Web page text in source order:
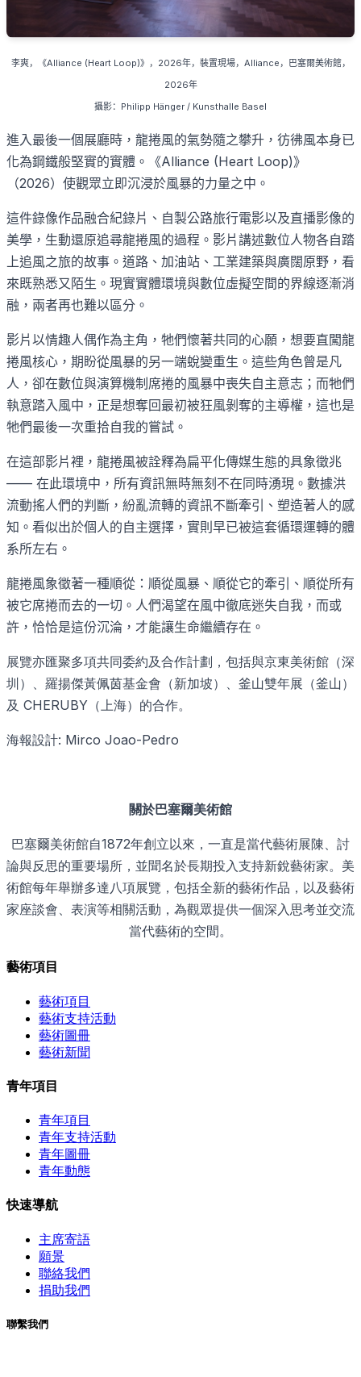
李爽，《Alliance (Heart Loop)》， 2026年，裝置現場， Alliance ，巴塞爾美術館，
2026年
攝影： Philipp Hänger / Kunsthalle Basel
進入最後一個展廳時，龍捲風的氣勢隨之攀升，彷彿風本身已
化為鋼鐵般堅實的實體。《Alliance (Heart Loop)》
（2026）使觀眾立即沉浸於風暴的力量之中。
這件錄像作品融合紀錄片、自製公路旅行電影以及直播影像的
美學，生動還原追尋龍捲風的過程。影片講述數位人物各自踏
上追風之旅的故事。道路、加油站、工業建築與廣闊原野，看
來既熟悉又陌生。現實實體環境與數位虛擬空間的界線逐漸消
融，兩者再也難以區分。
影片以情趣人偶作為主角，牠們懷著共同的心願，想要直闖龍
捲風核心，期盼從風暴的另一端蛻變重生。這些角色曾是凡
人，卻在數位與演算機制席捲的風暴中喪失自主意志；而牠們
執意踏入風中，正是想奪回最初被狂風剝奪的主導權，這也是
牠們最後一次重拾自我的嘗試。
在這部影片裡，龍捲風被詮釋為扁平化傳媒生態的具象徵兆
—— 在此環境中，所有資訊無時無刻不在同時湧現。數據洪
流動搖人們的判斷，紛亂流轉的資訊不斷牽引、塑造著人的感
知。看似出於個人的自主選擇，實則早已被這套循環運轉的體
系所左右。
龍捲風象徵著一種順從：順從風暴、順從它的牽引、順從所有
被它席捲而去的一切。人們渴望在風中徹底迷失自我，而或
許，恰恰是這份沉淪，才能讓生命繼續存在。
展覽亦匯聚多項共同委約及合作計劃，包括與京東美術館（深
圳）、羅揚傑黃佩茵基金會（新加坡）、釜山雙年展（釜山）
及 CHERUBY（上海）的合作。
海報設計: Mirco Joao-Pedro
關於巴塞爾美術館
巴塞爾美術館自1872年創立以來，一直是當代藝術展陳、討
論與反思的重要場所，並聞名於長期投入支持新銳藝術家。美
術館每年舉辦多達八項展覽，包括全新的藝術作品，以及藝術
家座談會、表演等相關活動，為觀眾提供一個深入思考並交流
當代藝術的空間。
藝術項目
藝術項目
藝術支持活動
藝術圖冊
藝術新聞
青年項目
青年項目
青年支持活動
青年圖冊
青年動態
快速導航
主席寄語
願景
聯絡我們
捐助我們
聯繫我們